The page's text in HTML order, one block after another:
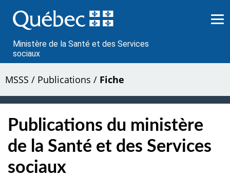
au
contenu
Ministère de la Santé et des Services
sociaux
MSSS / Publications / Fiche
Publications du ministère
de la Santé et des Services
sociaux